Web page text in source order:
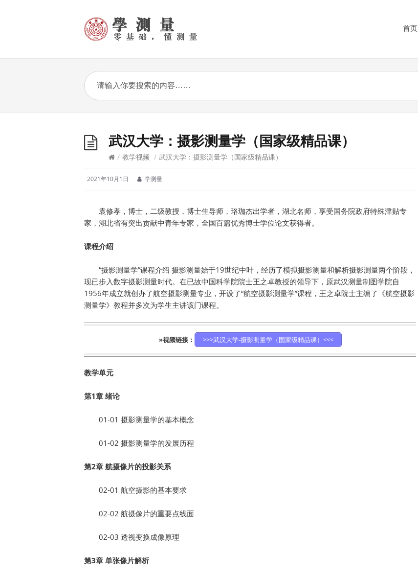
首页
武汉大学：摄影测量学（国家级精品课）
/ 教学视频 / 武汉大学：摄影测量学（国家级精品课）
2021年10月1日 学测量
袁修孝，博士，二级教授，博士生导师，珞珈杰出学者，湖北名师，享受国务院政府特殊津贴专
家，湖北省有突出贡献中青年专家，全国百篇优秀博士学位论文获得者。
课程介绍
“摄影测量学”课程介绍 摄影测量始于19世纪中叶，经历了模拟摄影测量和解析摄影测量两个阶段，
现已步入数字摄影测量时代。在已故中国科学院院士王之卓教授的领导下，原武汉测量制图学院自
1956年成立就创办了航空摄影测量专业，开设了“航空摄影测量学”课程，王之卓院士主编了《航空摄影
测量学》教程并多次为学生主讲该门课程。
»视频链接： >>>武汉大学-摄影测量学（国家级精品课）<<<
教学单元
第1章 绪论
01-01 摄影测量学的基本概念
01-02 摄影测量学的发展历程
第2章 航摄像片的投影关系
02-01 航空摄影的基本要求
02-02 航摄像片的重要点线面
02-03 透视变换成像原理
第3章 单张像片解析